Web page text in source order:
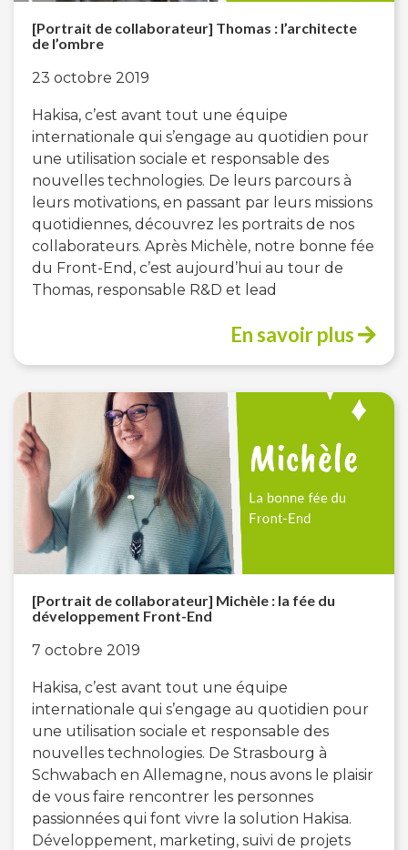
[Portrait de collaborateur] Thomas : l’architecte
de l’ombre
23 octobre 2019
Hakisa, c’est avant tout une équipe
internationale qui s’engage au quotidien pour
une utilisation sociale et responsable des
nouvelles technologies. De leurs parcours à
leurs motivations, en passant par leurs missions
quotidiennes, découvrez les portraits de nos
collaborateurs. Après Michèle, notre bonne fée
du Front-End, c’est aujourd’hui au tour de
Thomas, responsable R&D et lead
En savoir plus
[Portrait de collaborateur] Michèle : la fée du
développement Front-End
7 octobre 2019
Hakisa, c’est avant tout une équipe
internationale qui s’engage au quotidien pour
une utilisation sociale et responsable des
nouvelles technologies. De Strasbourg à
Schwabach en Allemagne, nous avons le plaisir
de vous faire rencontrer les personnes
passionnées qui font vivre la solution Hakisa.
Développement, marketing, suivi de projets